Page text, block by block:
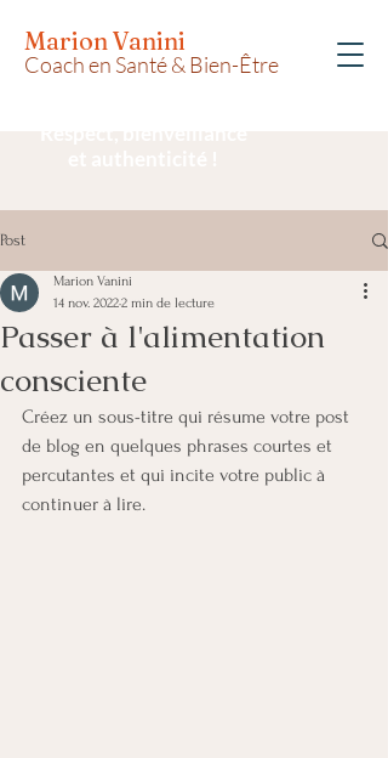
Marion Vanini
Coach en Santé & Bien-Être
Post
Passer à l'alimentation
consciente
Marion Vanini
14 nov. 20222 min de lecture
Créez un sous-titre qui résume votre post
de blog en quelques phrases courtes et
percutantes et qui incite votre public à
continuer à lire.